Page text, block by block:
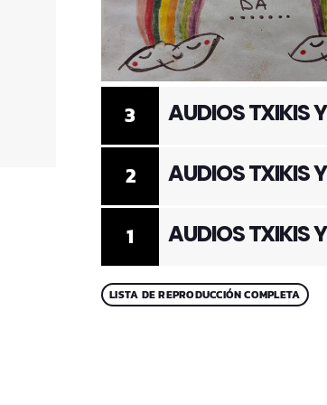
1 AUDIOS TXIKIS Y
2 AUDIOS TXIKIS Y
3 AUDIOS TXIKIS Y
LISTA DE REPRODUCCIÓN COMPLETA